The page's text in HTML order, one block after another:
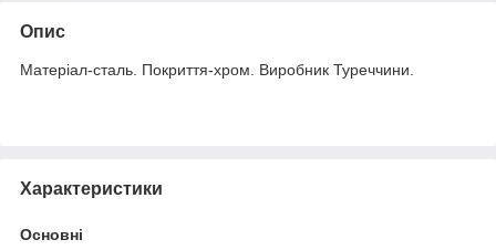
Опис
Матеріал-сталь. Покриття-хром. Виробник Туреччини.
Характеристики
Основні